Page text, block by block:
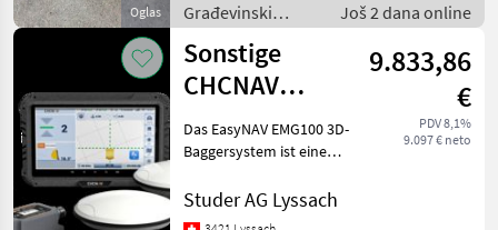
Oglas
Građevinski
strojevi / Mali
građevinski
strojevi
Još 2 dana online
Sonstige
CHCNAV
EasyNAV
EMG100 3D
GPS RTK
9.833,86
€
PDV 8,1%
9.097 € neto
Das EasyNAV EMG100 3D-
Baggersystem ist eine
benutzerfreundliche
Lösung für effiziente
Studer AG Lyssach